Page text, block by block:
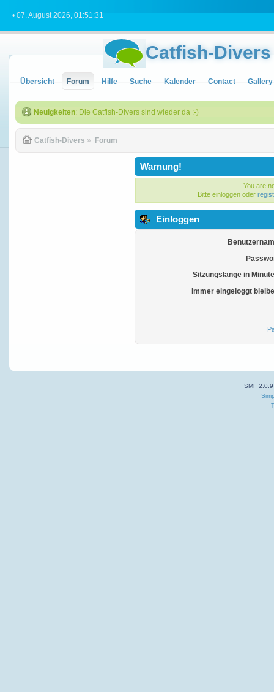
• 07. August 2026, 01:51:31
Catfish-Divers
Übersicht Forum Hilfe Suche Kalender Contact Gallery
Neuigkeiten: Die Catfish-Divers sind wieder da :-)
Catfish-Divers » Forum
Warnung!
You are
Bitte einloggen oder
Einloggen
Sitzungslänge in
Immer eingeloggt
SMF 2.0.9